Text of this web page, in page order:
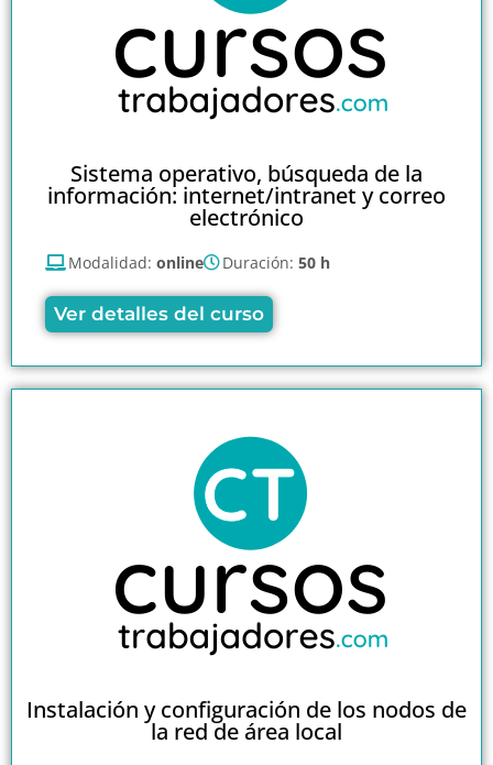
Sistema operativo, búsqueda de la
información: internet/intranet y correo
electrónico
Modalidad: online Duración: 50 h
Ver detalles del curso
Instalación y configuración de los nodos de
la red de área local